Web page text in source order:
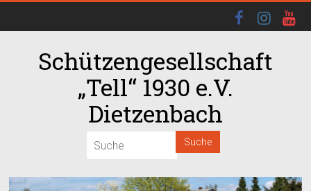
Schützengesellschaft
„Tell“ 1930 e.V.
Dietzenbach